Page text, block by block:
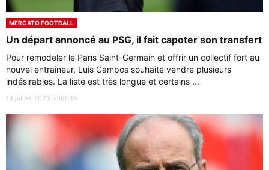
MERCATO FOOTBALL
Un départ annoncé au PSG, il fait capoter son transfert
Pour remodeler le Paris Saint-Germain et offrir un collectif fort au
nouvel entraineur, Luis Campos souhaite vendre plusieurs
indésirables. La liste est très longue et certains ...
14 juillet 2023 à 16h45